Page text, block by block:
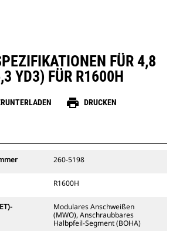
FÜR 4,8
YD3) FÜR R1600H
print DRUCKEN
260-5198
R1600H
Modulares Anschweißen
(MWO), Anschraubbares
Halbpfeil-Segment (BOHA)